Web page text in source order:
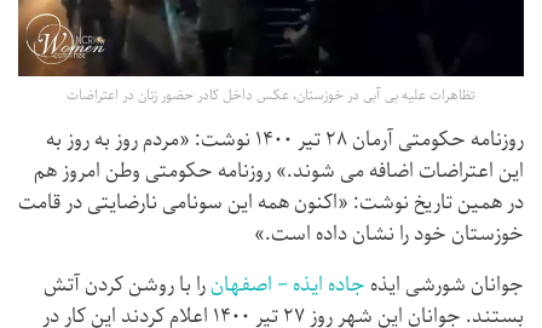
تظاهرات علیه بی آبی در خوزستان، عکس داخل کادر حضور زنان در اعتراضات
روزنامه حکومتی آرمان ۲۸ تیر ۱۴۰۰ نوشت: «مردم روز به روز به
این اعتراضات اضافه می شوند.» روزنامه حکومتی وطن امروز هم
در همین تاریخ نوشت: «اکنون همه این سونامی نارضایتی در قامت
خوزستان خود را نشان داده است.»
جوانان شورشی ایذه جاده ایذه – اصفهانرا با روشن کردن آتش
بستند. جوانان این شهر روز ۲۷ تیر ۱۴۰۰ اعلام کردند این کار در